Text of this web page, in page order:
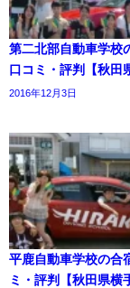
第二北部自動車学校
口コミ・評判【秋田
2016年12月3日
平鹿自動車学校の合
ミ・評判【秋田県横